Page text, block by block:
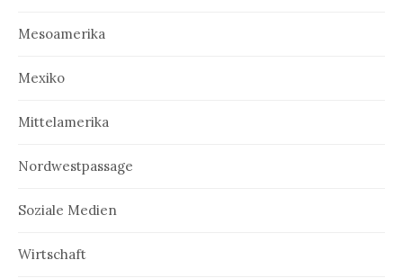
Mesoamerika
Mexiko
Mittelamerika
Nordwestpassage
Soziale Medien
Wirtschaft